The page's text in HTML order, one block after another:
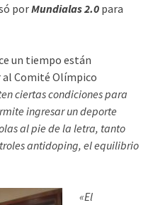
porMundialas 2.0 para
un tiempo están
Comité Olímpico
ciertas condiciones para
ingresar un deporte
al pie de la letra, tanto
antidoping, el equilibrio
«El